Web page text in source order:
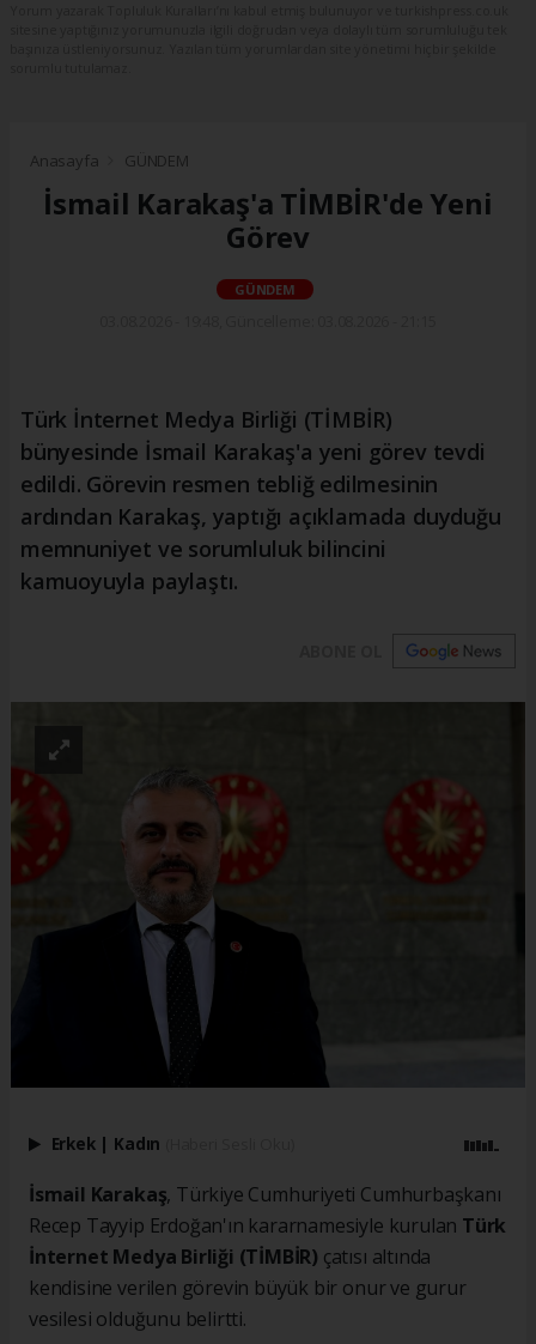
Anasayfa GÜNDEM
İsmail Karakaş'a TİMBİR'de Yeni
Görev
GÜNDEM
Türk İnternet Medya Birliği (TİMBİR)
bünyesinde İsmail Karakaş'a yeni görev tevdi
edildi. Görevin resmen tebliğ edilmesinin
ardından Karakaş, yaptığı açıklamada duyduğu
memnuniyet ve sorumluluk bilincini
kamuoyuyla paylaştı.
Erkek | Kadın
İsmail Karakaş, Türkiye Cumhuriyeti Cumhurbaşkanı
Recep Tayyip Erdoğan'ın kararnamesiyle kurulan Türk
İnternet Medya Birliği (TİMBİR) çatısı altında
kendisine verilen görevin büyük bir onur ve gurur
vesilesi olduğunu belirtti.